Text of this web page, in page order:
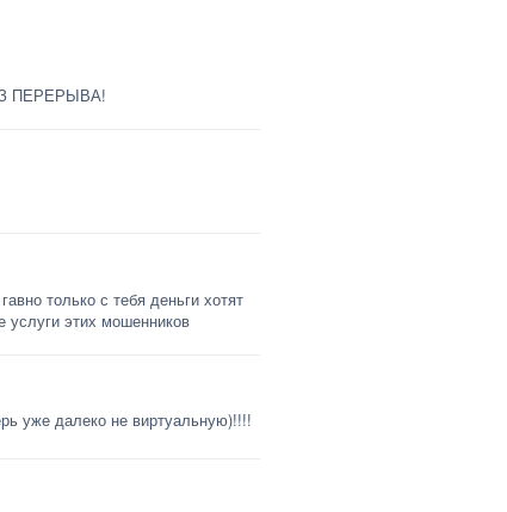
ПЕРЕРЫВА!
только с тебя деньги хотят
этих мошенников
уже далеко не виртуальную)!!!!